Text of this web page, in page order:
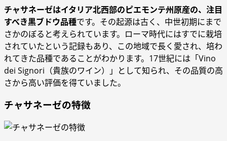
チャサネーゼはイタリア北西部のピエモンテ州原産の、注目
すべき黒ブドウ品種です。その起源は古く、中世初期にまで
さかのぼると考えられています。ローマ時代にはすでに栽培
されていたという記録もあり、この地域で長く愛され、培わ
れてきた品種であることがわかります。17世紀には「Vino
dei Signori（貴族のワイン）」として知られ、その品質の高
さから高い評価を得ていました。
チャサネーゼの特徴